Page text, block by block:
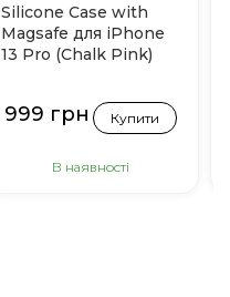
Silicone Case with
Magsafe для iPhone
13 Pro (Chalk Pink)
999 грн Купити
В наявності